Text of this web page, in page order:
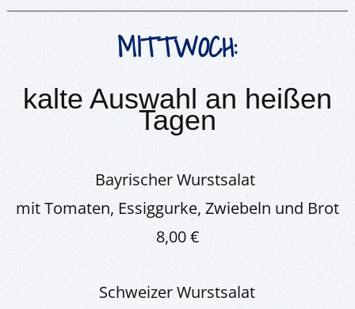
MITTWOCH:
kalte Auswahl an heißen
Tagen
Bayrischer Wurstsalat
mit Tomaten, Essiggurke, Zwiebeln und Brot
8,00 €
Schweizer Wurstsalat